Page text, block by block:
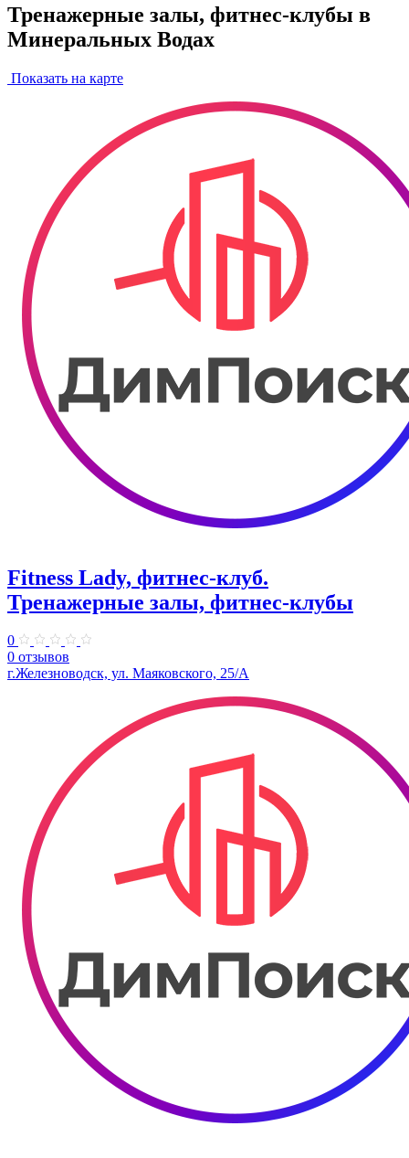
Тренажерные залы, фитнес-клубы в
Минеральных Водах
Показать на карте
Fitness Lady, фитнес-клуб.
Тренажерные залы, фитнес-клубы
0
0 отзывов
г.Железноводск, ул. Маяковского, 25/А